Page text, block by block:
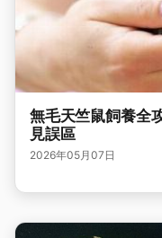
無毛天竺鼠飼養全
見誤區
2026年05月07日